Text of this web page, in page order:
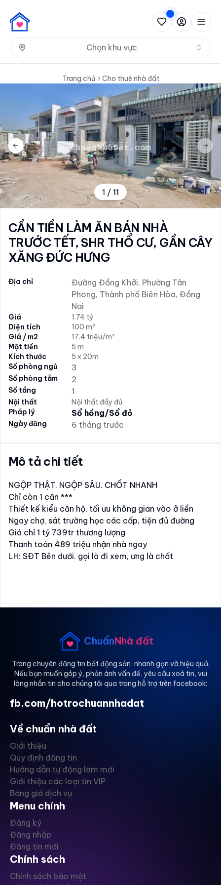
Chọn khu vực
Trang chủ Cho thuê nhà đất
Previous slide
1 / 11
CẦN TIỀN LÀM ĂN BÁN NHÀ
TRƯỚC TẾT, SHR THỔ CƯ, GẦN CÂY
XĂNG ĐỨC HƯNG
Địa chỉ
Đường Đồng Khởi, Phường Tân
Phong, Thành phố Biên Hòa, Đồng
Nai
Giá
1.74 tỷ
Diện tích
100 m²
Giá / m2
17.4 triệu/m²
Mặt tiền
5 m
Kích thước
5 x 20m
Số phòng ngủ
3
Số phòng tắm 2
Số tầng 1
Nội thất
Nội thất đầy đủ
Pháp lý
Sổ hồng/Sổ đỏ
Ngày đăng 6 tháng trước
Mô tả chi tiết
NGỘP THẬT. NGỘP SÂU. CHỐT NHANH
Chỉ còn 1 căn ***
Thiết kế kiểu căn hộ, tối ưu không gian vào ở liền
Ngay chợ, sát trường học các cấp, tiện đủ đường
Giá chỉ 1 tỷ 739tr thương lượng
Thanh toán 489 triệu nhận nhà ngay
LH: SĐT Bên dưới. gọi là đi xem, ưng là chốt
ChuẩnNhà đất
Trang chuyên đăng tin bất động sản, nhanh gọn và hiệu quả.
Nếu bạn muốn góp ý, phản ánh vấn đề, yêu cầu xoá tin, vui
lòng nhắn tin cho chúng tôi qua trang hỗ trợ trên facebook:
fb.com/hotrochuannhadat
Về chuẩn nhà đất
Giới thiệu
Quy định đăng tin
Hướng dẫn tự động làm mới
Giới thiệu các loại tin VIP
Bảng giá dịch vụ
Menu chính
Đăng ký
Đăng nhập
Đăng tin mới
Chính sách
Chính sách bảo mật